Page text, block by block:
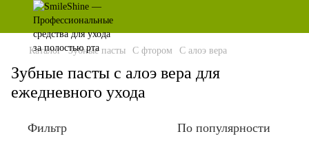
Каталог Зубные пасты С фтором С алоэ вера
Зубные пасты с алоэ вера для
ежедневного ухода
Фильтр По популярности